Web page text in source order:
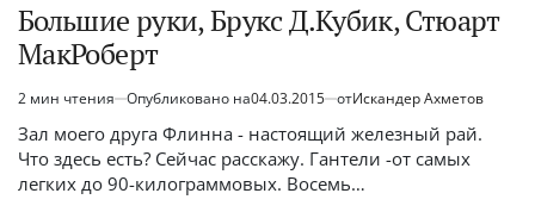
Большие руки, Брукс Д.Кубик, Стюарт
МакРоберт
Расчётное
время
чтения
2 мин чтения Опубликовано на04.03.2015 отИскандер Ахметов
Зал моего друга Флинна - настоящий железный рай.
Что здесь есть? Сейчас расскажу. Гантели -от самых
легких до 90-килограммовых. Восемь…